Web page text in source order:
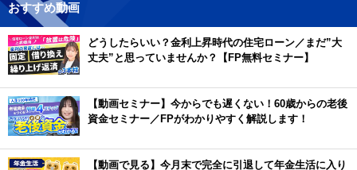
おすすめ動画
どうしたらいい？金利上昇時代の住宅ローン／まだ”大
丈夫”と思っていませんか？【FP無料セミナー】
【動画セミナー】今からでも遅くない！60歳からの老後
資金セミナー／FPがわかりやすく解説します！
【動画で見る】今月末で完全に引退して年金生活に入り